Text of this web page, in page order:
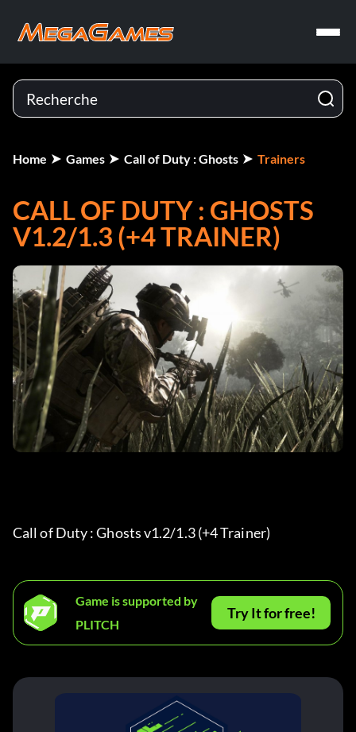
Home Games Call of Duty : Ghosts Trainers
CALL OF DUTY : GHOSTS
V1.2/1.3 (+4 TRAINER)
Call of Duty : Ghosts v1.2/1.3 (+4 Trainer)
Game is supported by
PLITCH
Try It for free!